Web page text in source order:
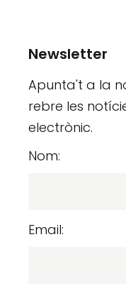
Newsletter
Apunta't a la
rebre les
electrònic.
Nom:
Email: